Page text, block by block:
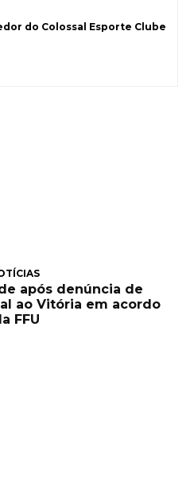
do Colossal Esporte Clube
após denúncia de
ao Vitória em acordo
FFU